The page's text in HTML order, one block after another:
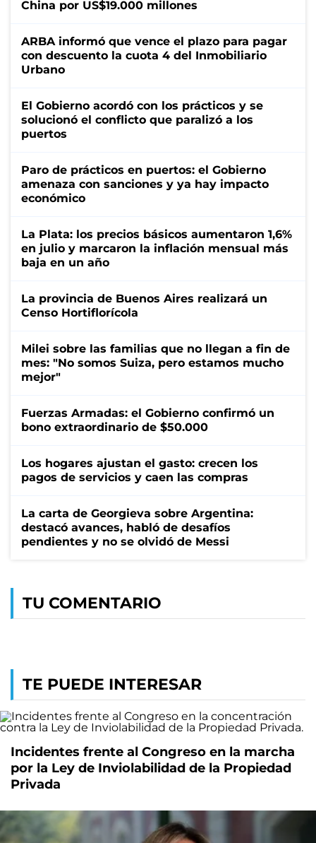
China por US$19.000 millones
ARBA informó que vence el plazo para pagar
con descuento la cuota 4 del Inmobiliario
Urbano
El Gobierno acordó con los prácticos y se
solucionó el conflicto que paralizó a los
puertos
Paro de prácticos en puertos: el Gobierno
amenaza con sanciones y ya hay impacto
económico
La Plata: los precios básicos aumentaron 1,6%
en julio y marcaron la inflación mensual más
baja en un año
La provincia de Buenos Aires realizará un
Censo Hortiflorícola
Milei sobre las familias que no llegan a fin de
mes: "No somos Suiza, pero estamos mucho
mejor"
Fuerzas Armadas: el Gobierno confirmó un
bono extraordinario de $50.000
Los hogares ajustan el gasto: crecen los
pagos de servicios y caen las compras
La carta de Georgieva sobre Argentina:
destacó avances, habló de desafíos
pendientes y no se olvidó de Messi
TU COMENTARIO
TE PUEDE INTERESAR
Incidentes frente al Congreso en la marcha
por la Ley de Inviolabilidad de la Propiedad
Privada